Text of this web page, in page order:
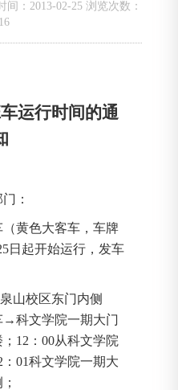
：2013-02-25 浏览次数：
运行时间的通
：
黄色大客车，车牌
日起开始运行，发车
山校区东门内侧
→科文学院一期大门
12 ： 00从科文学院
： 01科文学院一期大